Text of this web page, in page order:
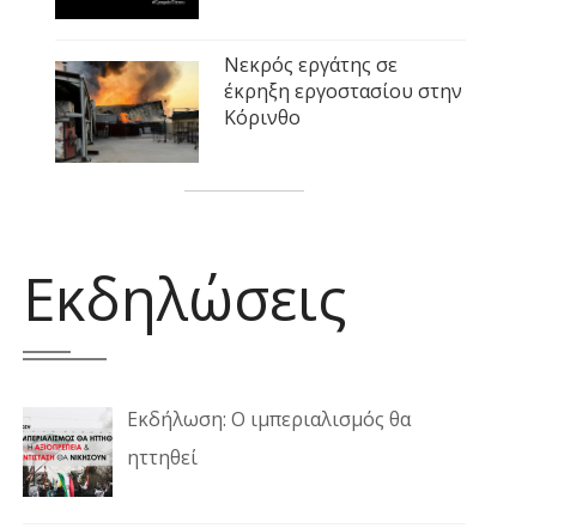
Νεκρός εργάτης σε
έκρηξη εργοστασίου στην
Κόρινθο
Εκδηλώσεις
Εκδήλωση: Ο ιμπεριαλισμός θα
ηττηθεί